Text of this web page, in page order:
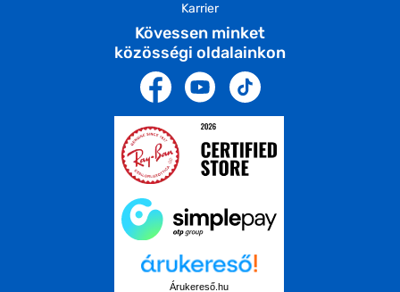
Karrier
Kövessen minket
közösségi oldalainkon
Árukereső.hu